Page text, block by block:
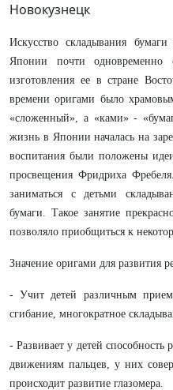
Новокузнецк
Искусство складывания
Японии почти одновременно
изготовления ее в стране
времени оригами было
«сложенный», а «ками» -
жизнь в Японии началась на
воспитания были положены
просвещения Фридриха
заниматься с детьми
бумаги. Такое занятие
позволяло приобщиться к
Значение оригами для развития
- Учит детей различным
сгибание, многократное
- Развивает у детей
движениям пальцев, у них
происходит развитие глазомера.